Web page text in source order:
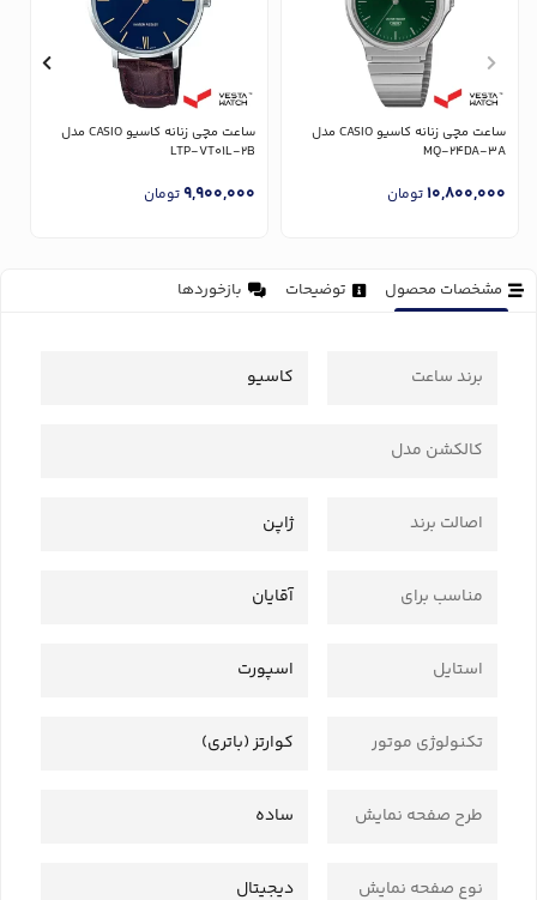
ساعت مچی زنانه کاسیو CASIO مدل
MQ-24DA-3A
10,800,000تومان
ساعت مچی زنانه کاسیو CASIO مدل
LTP-VT01L-2B
9,900,000تومان
مشخصات محصول توضیحات بازخوردها
برند ساعت کاسیو
کالکشن مدل
اصالت برند ژاپن
مناسب برای آقایان
استایل اسپورت
تکنولوژی موتور کوارتز (باتری)
طرح صفحه نمایش ساده
نوع صفحه نمایش دیجیتال